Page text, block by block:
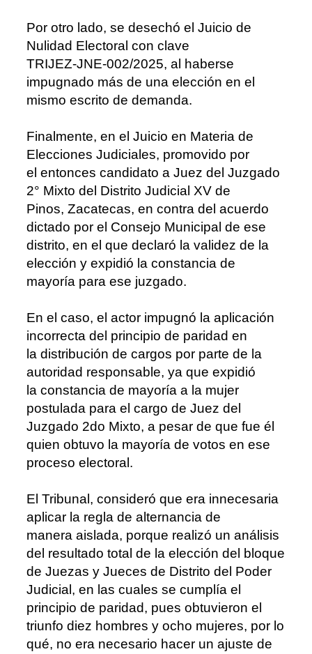
Por otro lado, se desechó el Juicio de
Nulidad Electoral con clave
TRIJEZ-JNE-002/2025, al haberse
impugnado más de una elección en el
mismo escrito de demanda.
Finalmente, en el Juicio en Materia de
Elecciones Judiciales, promovido por
el entonces candidato a Juez del Juzgado
2° Mixto del Distrito Judicial XV de
Pinos, Zacatecas, en contra del acuerdo
dictado por el Consejo Municipal de ese
distrito, en el que declaró la validez de la
elección y expidió la constancia de
mayoría para ese juzgado.
En el caso, el actor impugnó la aplicación
incorrecta del principio de paridad en
la distribución de cargos por parte de la
autoridad responsable, ya que expidió
la constancia de mayoría a la mujer
postulada para el cargo de Juez del
Juzgado 2do Mixto, a pesar de que fue é
quien obtuvo la mayoría de votos en ese
proceso electoral.
E Tribunal, consideró que era innecesaria
aplicar la regla de alternancia de
manera aislada, porque realizó un análisis
del resultado total de la elección del bloque
de Juezas y Jueces de Distrito del Poder
Judicial, en las cuales se cumplía el
principio de paridad, pues obtuvieron el
triunfo diez hombres y ocho mujeres, por lo
qué, no era necesario hacer un ajuste de